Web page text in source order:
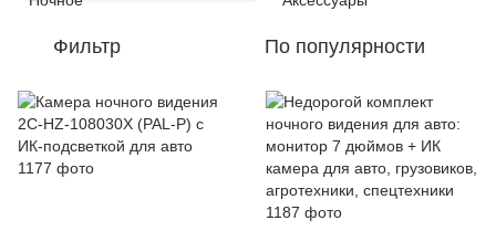
Фильтр По популярности